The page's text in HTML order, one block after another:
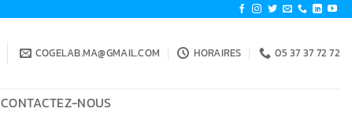
COGELAB.MA@GMAIL.COM HORAIRES 05 37 37 72 72
CONTACTEZ-NOUS